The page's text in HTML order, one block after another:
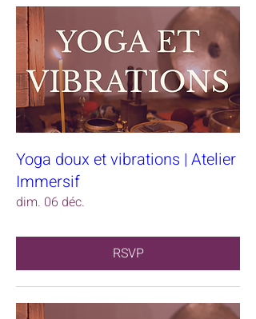
Yoga doux et vibrations | Atelier
Immersif
dim. 06 déc.
RSVP